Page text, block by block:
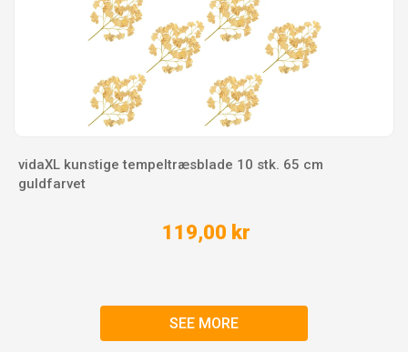
vidaXL kunstige tempeltræsblade 10 stk. 65 cm
guldfarvet
119,00 kr
SEE MORE